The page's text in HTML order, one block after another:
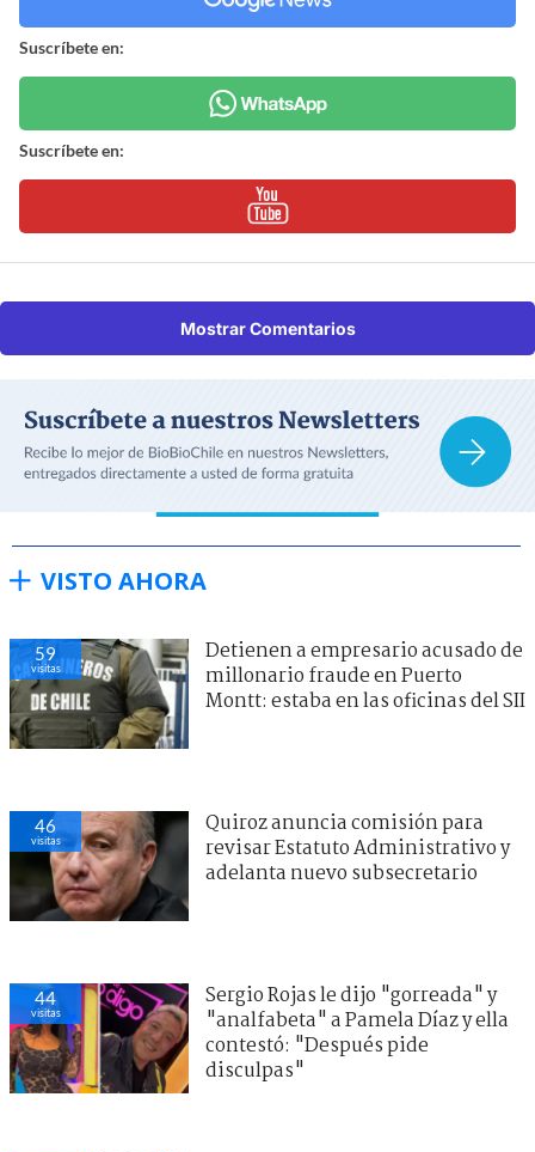
Suscríbete en:
Suscríbete en:
Mostrar Comentarios
VISTO AHORA
59
visitas
Detienen a empresario acusado de
millonario fraude en Puerto
Montt: estaba en las oficinas del SII
46
visitas
Quiroz anuncia comisión para
revisar Estatuto Administrativo y
adelanta nuevo subsecretario
44
visitas
Sergio Rojas le dijo "gorreada" y
"analfabeta" a Pamela Díaz y ella
contestó: "Después pide
disculpas"